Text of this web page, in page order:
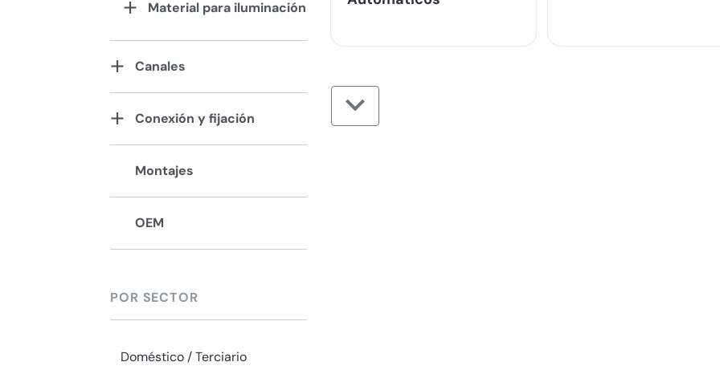
Material para iluminación
Canales
Conexión y fijación
Montajes
OEM
POR SECTOR
Doméstico / Terciario